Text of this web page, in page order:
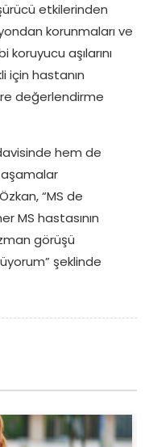
etkilerinden
korunmaları ve
aşılarını
için hastanın
değerlendirme
hem de
aşamalar
“MS de
MS hastasının
görüşü
şeklinde